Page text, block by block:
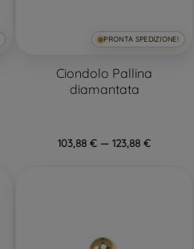
PRONTA SPEDIZIONE!
Ciondolo Pallina
diamantata
103,88 € — 123,88 €